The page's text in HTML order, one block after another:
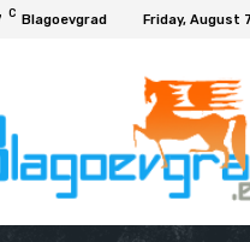
C Blagoevgrad Friday, August